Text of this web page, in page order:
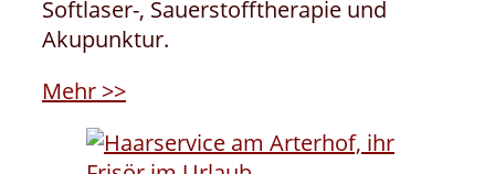
Softlaser-, Sauerstofftherapie und
Akupunktur.
Mehr >>